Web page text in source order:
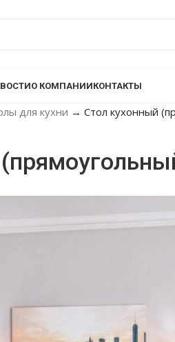
О КОМПАНИИКОНТАКТЫ
для кухни → Стол кухонный